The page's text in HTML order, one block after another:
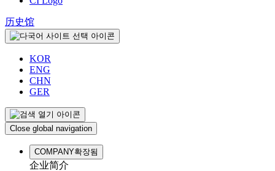
历史馆
KOR
ENG
CHN
GER
Close global navigation
COMPANY확장됨
企业简介